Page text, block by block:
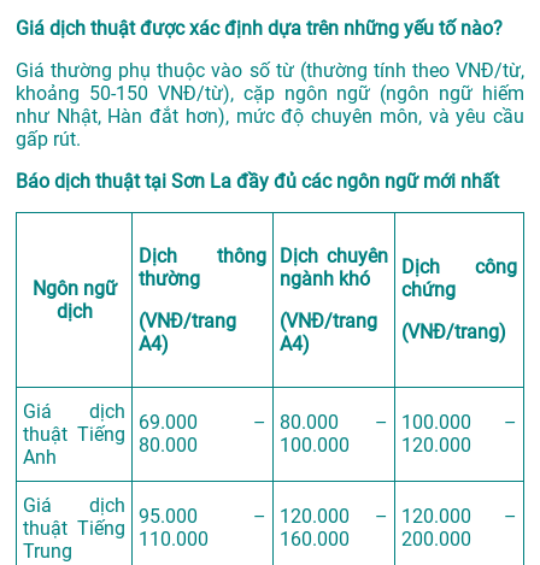
Giá dịch thuật được xác định dựa trên những yếu tố nào?
Giá thường phụ thuộc vào số từ (thường tính theo VNĐ/từ,
khoảng 50-150 VNĐ/từ), cặp ngôn ngữ (ngôn ngữ hiếm
như Nhật, Hàn đắt hơn), mức độ chuyên môn, và yêu cầu
gấp rút.
Báo dịch thuật tại Sơn La đầy đủ các ngôn ngữ mới nhất
Ngôn ngữ
dịch
Dịch thông
thường
(VNĐ/trang
A4)
Dịch chuyên
ngành khó
(VNĐ/trang
A4)
Dịch công
chứng
(VNĐ/trang)
Giá dịch
thuật Tiếng
Anh
69.000 –
80.000
80.000 –
100.000
100.000 –
120.000
Giá dịch
thuật Tiếng
Trung
95.000 –
110.000
120.000 –
160.000
120.000 –
200.000